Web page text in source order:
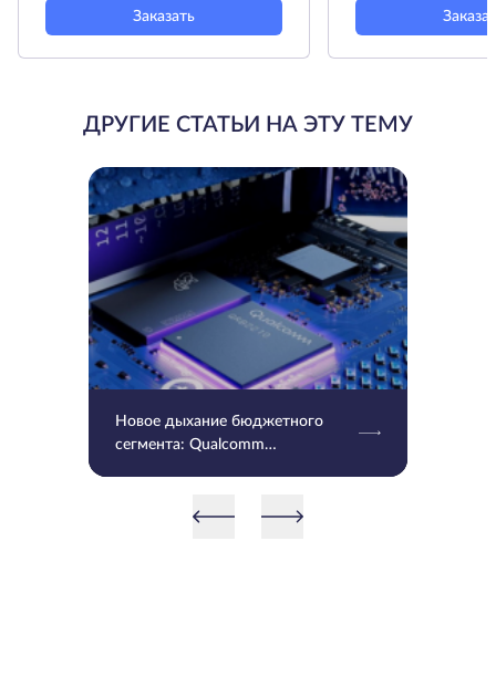
Заказать
ДРУГИЕ СТАТЬИ НА ЭТУ ТЕМУ
Новое дыхание бюджетного
сегмента: Qualcomm